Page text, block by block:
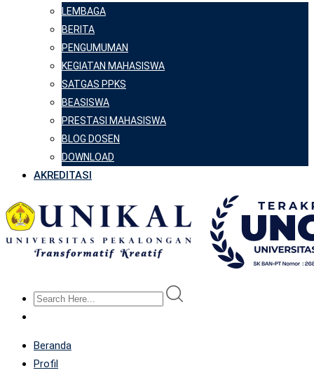
LEMBAGA
BERITA
PENGUMUMAN
KEGIATAN MAHASISWA
SATGAS PPKS
BEASISWA
PRESTASI MAHASISWA
BLOG DOSEN
DOWNLOAD
AKREDITASI
Beranda
Profil